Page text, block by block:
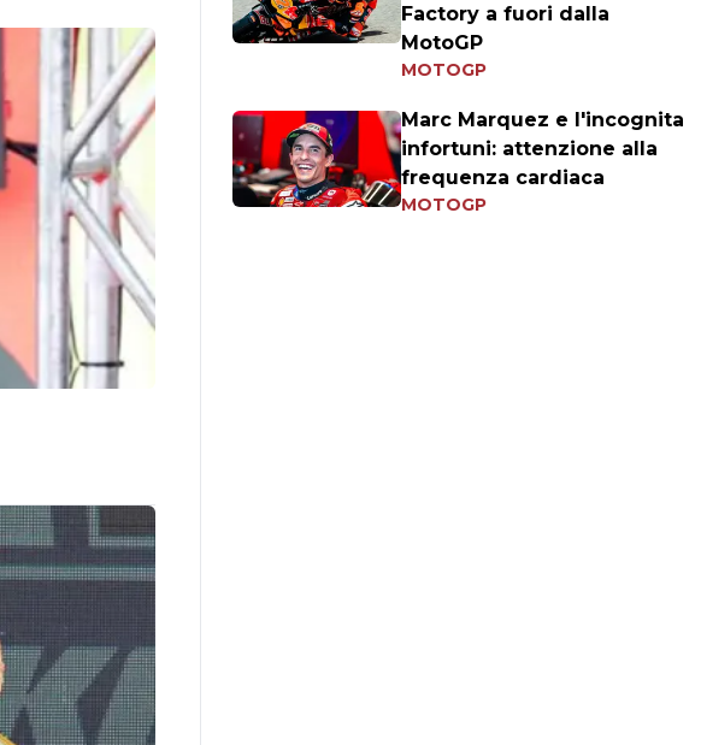
Factory a fuori dalla
MotoGP
MOTOGP
Marc Marquez e l'incognita
infortuni: attenzione alla
frequenza cardiaca
MOTOGP